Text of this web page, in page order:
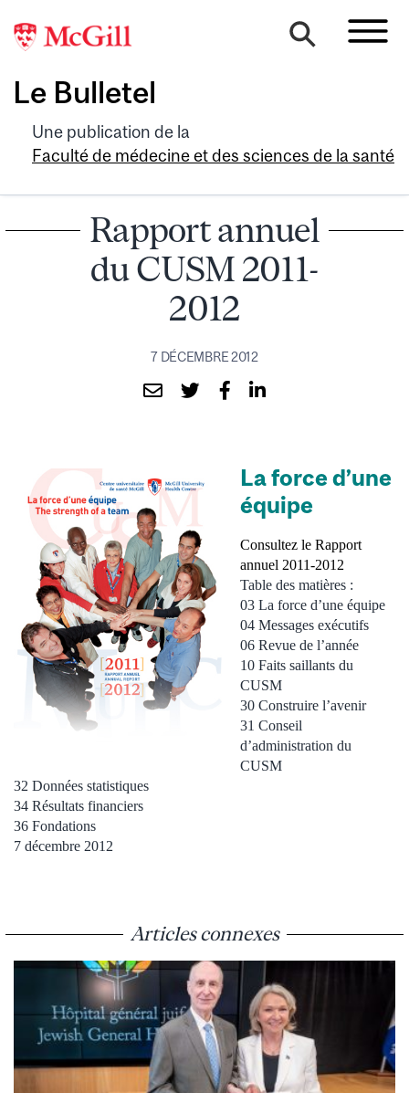
Le Bulletel
Une publication de la
Faculté de médecine et des sciences de la santé
Rapport annuel
du CUSM 2011-
2012
7 DÉCEMBRE 2012
La force d’une
équipe
Consultez le Rapport
annuel 2011-2012
Table des matières :
03 La force d’une équipe
04 Messages exécutifs
06 Revue de l’année
10 Faits saillants du
CUSM
30 Construire l’avenir
31 Conseil
d’administration du
CUSM
32 Données statistiques
34 Résultats financiers
36 Fondations
7 décembre 2012
Articles connexes